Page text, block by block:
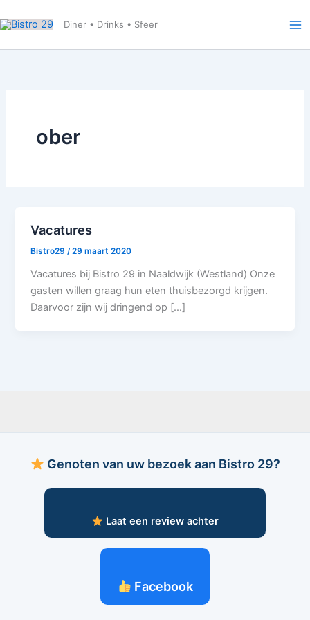
naar
Diner • Drinks • Sfeer
ober
Vacatures
Bistro29/29 maart 2020
Vacatures bij Bistro 29 in Naaldwijk (Westland) Onze
gasten willen graag hun eten thuisbezorgd krijgen.
Daarvoor zijn wij dringend op […]
Genoten van uw bezoek aan Bistro 29?
Laat een review achter
Facebook